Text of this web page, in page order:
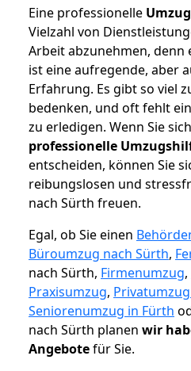
Eine professionelle
Vielzahl von
Arbeit abzunehmen, denn
ist eine aufregende, aber
Erfahrung. Es gibt so viel
bedenken, und oft fehlt
zu erledigen. Wenn Sie
professionelle
entscheiden, können Sie
reibungslosen und
nach Sürth freuen.
Egal, ob Sie einen
Büroumzug nach Sürth,
nach Sürth, Firmenumzug,
Praxisumzug,
Seniorenumzug in Fürth
nach Sürth planen wir
Angebotefür Sie.